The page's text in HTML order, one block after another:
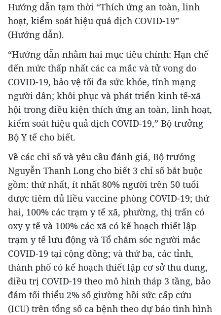
Hướng dẫn tạm thời “Thích ứng an toàn, linh
hoạt, kiểm soát hiệu quả dịch COVID-19”
(Hướng dẫn).
“Hướng dẫn nhằm hai mục tiêu chính: Hạn chế
đến mức thấp nhất các ca mắc và tử vong do
COVID-19, bảo vệ tối đa sức khỏe, tính mạng
người dân; khôi phục và phát triển kinh tế-xã
hội trong điều kiện thích ứng an toàn, linh hoạt,
kiểm soát hiệu quả dịch COVID-19,” Bộ trưởng
Bộ Y tế cho biết.
Về các chỉ số và yêu cầu đánh giá, Bộ trưởng
Nguyễn Thanh Long cho biết 3 chỉ số bắt buộc
gồm: thứ nhất, ít nhất 80% người trên 50 tuổi
được tiêm đủ liều vaccine phòng COVID-19; thứ
hai, 100% các trạm y tế xã, phường, thị trấn có
oxy y tế và 100% các xã có kế hoạch thiết lập
trạm y tế lưu động và Tổ chăm sóc người mắc
COVID-19 tại cộng đồng; và thứ ba, các tỉnh,
thành phố có kế hoạch thiết lập cơ sở thu dung,
điều trị COVID-19 theo mô hình tháp 3 tầng, bảo
đảm tối thiểu 2% số giường hồi sức cấp cứu
(ICU) trên tổng số ca bệnh theo dự báo tình hình